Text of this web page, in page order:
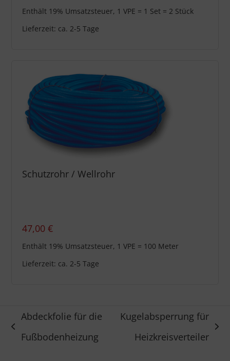
Enthält 19% Umsatzsteuer, 1 VPE = 1 Set = 2 Stück
Lieferzeit: ca. 2-5 Tage
Schutzrohr / Wellrohr
47,00€
Enthält 19% Umsatzsteuer, 1 VPE = 100 Meter
Lieferzeit: ca. 2-5 Tage
vorheriger
Abdeckfolie für die
Fußbodenheizung
Nächster
Kugelabsperrung für
Heizkreisverteiler